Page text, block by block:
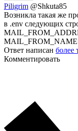
Piligrim @Shkuta85
Возникла такая же
в .env следующих
Ответ написан более
Комментировать